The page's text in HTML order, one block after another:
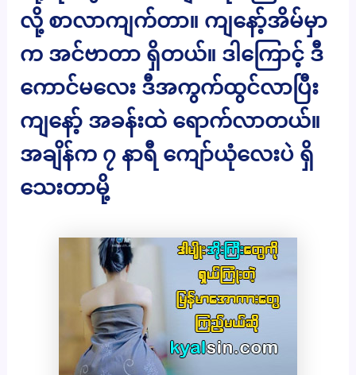
လို့ စာလာကျက်တာ။ ကျနော့်အိမ်မှာ
က အင်ဗာတာ ရှိတယ်။ ဒါကြောင့် ဒီ
ကောင်မလေး ဒီအကွက်ထွင်လာပြီး
ကျနော့် အခန်းထဲ ရောက်လာတယ်။
အချိန်က ၇ နာရီ ကျော်ယုံလေးပဲ ရှိ
သေးတာမို့